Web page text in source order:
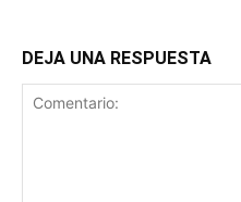
DEJA UNA RESPUESTA